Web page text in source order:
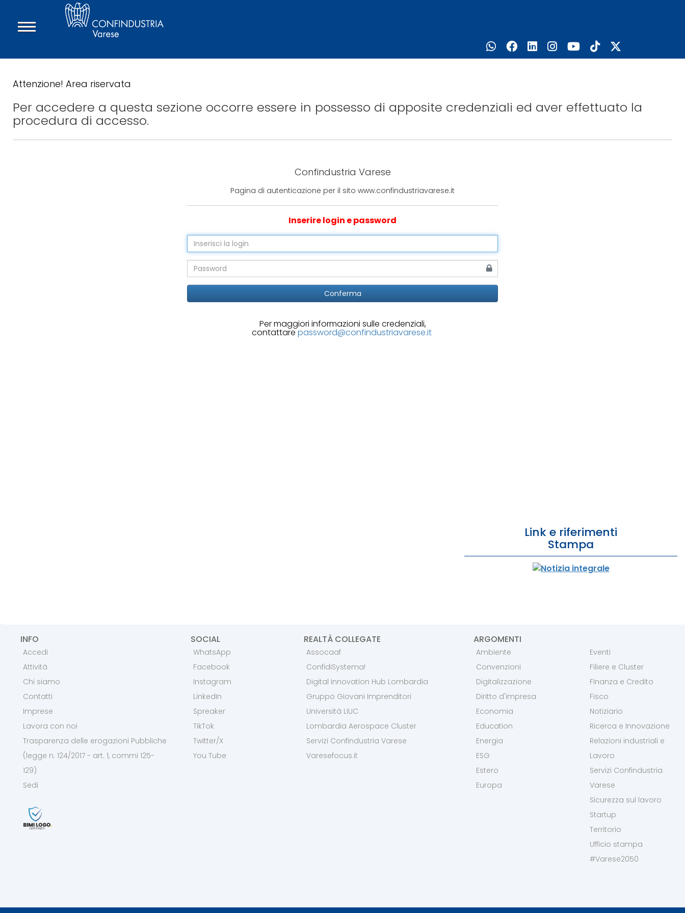
Attenzione! Area riservata
Per accedere a questa sezione occorre essere in possesso di apposite credenziali ed aver effettuato la
procedura di accesso.
Link e riferimenti
Stampa
INFO
Accedi
Attività
Chi siamo
Contatti
Imprese
Lavora con noi
Trasparenza delle erogazioni Pubbliche
(legge n. 124/2017 - art. 1, commi 125-
129)
Sedi
SOCIAL
WhatsApp
Facebook
Instagram
LinkedIn
Spreaker
TikTok
Twitter/X
You Tube
REALTÀ COLLEGATE
Assocaaf
ConfidiSystema!
Digital Innovation Hub Lombardia
Gruppo Giovani Imprenditori
Università LIUC
Lombardia Aerospace Cluster
Servizi Confindustria Varese
Varesefocus.it
ARGOMENTI
Ambiente
Convenzioni
Digitalizzazione
Diritto d'impresa
Economia
Education
Energia
ESG
Estero
Europa
Eventi
Filiere e Cluster
Finanza e Credito
Fisco
Notiziario
Ricerca e Innovazione
Relazioni industriali e
Lavoro
Servizi Confindustria
Varese
Sicurezza sul lavoro
Startup
Territorio
Ufficio stampa
#Varese2050